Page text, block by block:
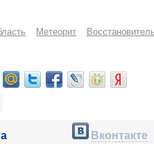
Метеорит
Вконтакте